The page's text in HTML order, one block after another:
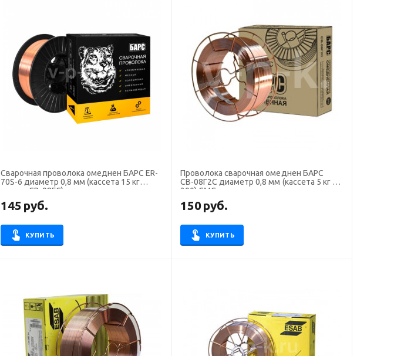
Сварочная проволока омеднен БАРС ER-
70S-6 диаметр 0,8 мм (кассета 15 кг
аналог СВ-08ГС)
145 руб.
КУПИТЬ
Проволока сварочная омеднен БАРС
СВ-08Г2С диаметр 0,8 мм (кассета 5 кг D-
200) СМС
150руб.
КУПИТЬ